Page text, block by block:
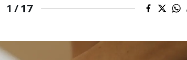
Bayburt
1 / 17